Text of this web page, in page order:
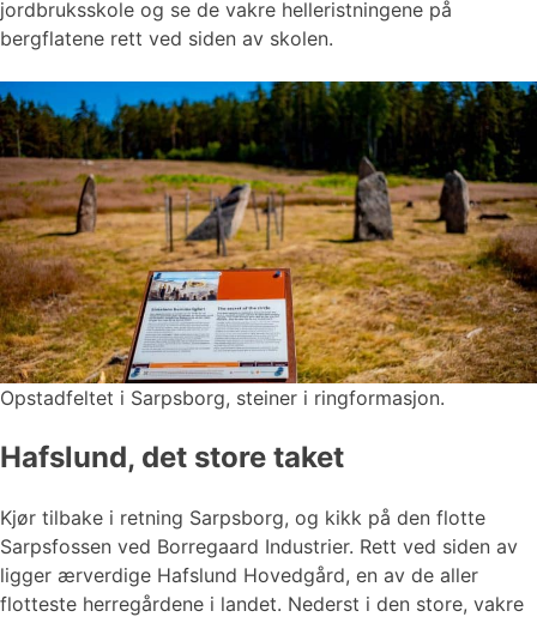
jordbruksskole og se de vakre helleristningene på
bergflatene rett ved siden av skolen.
Opstadfeltet i Sarpsborg, steiner i ringformasjon.
Hafslund, det store taket
Kjør tilbake i retning Sarpsborg, og kikk på den flotte
Sarpsfossen ved Borregaard Industrier. Rett ved siden av
ligger ærverdige Hafslund Hovedgård, en av de aller
flotteste herregårdene i landet. Nederst i den store, vakre